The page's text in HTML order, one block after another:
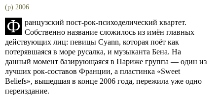
(p) 2006
Ф ранцузский пост-рок-психоделический квартет.
Собственно название сложилось из имён главных
действующих лиц: певицы Cyann, которая поёт как
потерявшаяся в море русалка, и музыканта Бена. На
данный момент базирующаяся в Париже группа — один из
лучших рок-составов Франции, а пластинка «Sweet
Beliefs», вышедшая в конце 2006 года, пережила уже одно
переиздание.